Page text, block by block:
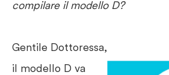
compilare il modello D?
Gentile Dottoressa,
il modello D va